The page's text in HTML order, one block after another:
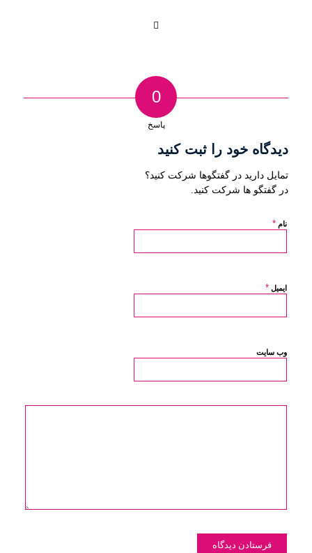
0
پاسخ
دیدگاه خود را ثبت کنید
تمایل دارید در گفتگوها شرکت کنید؟
در گفتگو ها شرکت کنید.
نام *
ایمیل *
وب‌ سایت